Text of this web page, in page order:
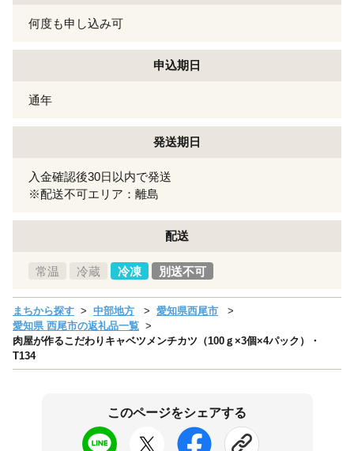
何度も申し込み可
申込期日
通年
発送期日
入金確認後30日以内で発送
※配送不可エリア：離島
配送
常温 冷蔵 冷凍 別送不可
まちから探す 中部地方
愛知県西尾市
愛知県 西尾市の返礼品一覧
肉屋が作るこだわりキャベツメンチカツ（100ｇ×3個×4パック）・
T134
このページをシェアする